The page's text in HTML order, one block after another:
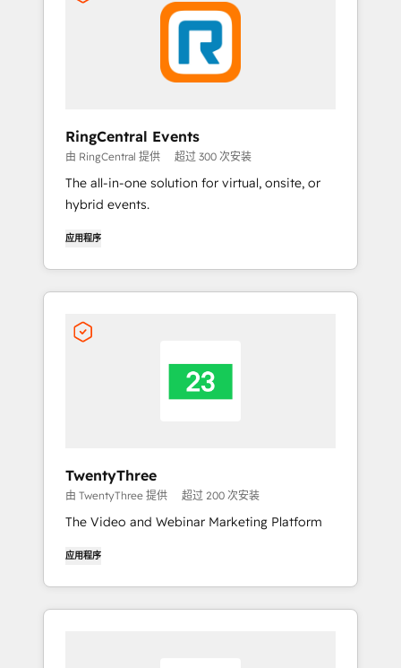
RingCentral Events
由 RingCentral 提供 超过 300 次安装
The all-in-one solution for virtual, onsite, or
hybrid events.
应用程序
TwentyThree
由 TwentyThree 提供 超过 200 次安装
The Video and Webinar Marketing Platform
应用程序